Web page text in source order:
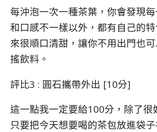
每沖泡一次一種茶葉，你會發現
和口感不一樣以外，都有自己的
來很順口清甜，讓你不用出門也
搖飲料。
評比3 : 圓石攜帶外出 [10分]
這一點我一定要給100分，除了很
只要把今天想要喝的茶包放進袋